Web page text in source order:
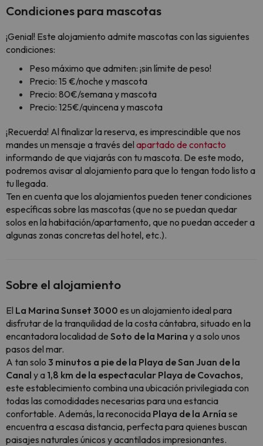
Condiciones para mascotas
¡Genial! Este alojamiento admite mascotas con las siguientes
condiciones:
Peso máximo que admiten: ¡sin límite de peso!
Precio: 15 €/noche y mascota
Precio: 80€/semana y mascota
Precio: 125€/quincena y mascota
¡Recuerda! Al finalizar la reserva, es imprescindible que nos
mandes un mensaje a través del apartado de contacto
informando de que viajarás con tu mascota. De este modo,
podremos avisar al alojamiento para que lo tengan todo listo a
tu llegada.
Ten en cuenta que los alojamientos pueden tener condiciones
específicas sobre las mascotas (que no se puedan quedar
solos en la habitación/apartamento, que no puedan acceder a
algunas zonas concretas del hotel, etc.).
Sobre el alojamiento
El La Marina Sunset 3000 es un alojamiento ideal para
disfrutar de la tranquilidad de la costa cántabra, situado en la
encantadora localidad de Soto de la Marina y a solo unos
pasos del mar.
A tan solo 3 minutos a pie de la Playa de San Juan de la
Canal y a 1,8 km de la espectacular Playa de Covachos,
este establecimiento combina una ubicación privilegiada con
todas las comodidades necesarias para una estancia
confortable. Además, la reconocida Playa de la Arnía se
encuentra a escasa distancia, perfecta para quienes buscan
paisajes naturales únicos y acantilados impresionantes.